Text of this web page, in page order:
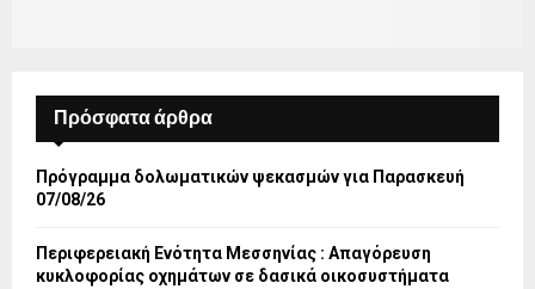
Πρόσφατα άρθρα
Πρόγραμμα δολωματικών ψεκασμών για Παρασκευή
07/08/26
Περιφερειακή Ενότητα Μεσσηνίας : Απαγόρευση
κυκλοφορίας οχημάτων σε δασικά οικοσυστήματα